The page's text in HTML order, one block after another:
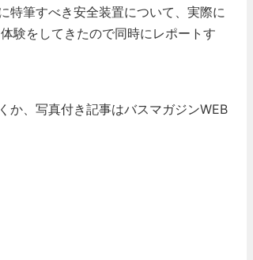
特筆すべき安全装置について、実際に
験をしてきたので同時にレポートす
か、写真付き記事はバスマガジンWEB